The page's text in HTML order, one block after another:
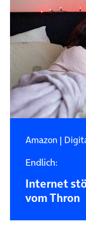
Amazon|
Endlich:
Internet
vom Thron